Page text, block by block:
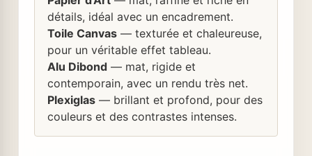
détails, idéal avec un encadrement.
Toile Canvas — texturée et chaleureuse,
pour un véritable effet tableau.
Alu Dibond — mat, rigide et
contemporain, avec un rendu très net.
Plexiglas — brillant et profond, pour des
couleurs et des contrastes intenses.